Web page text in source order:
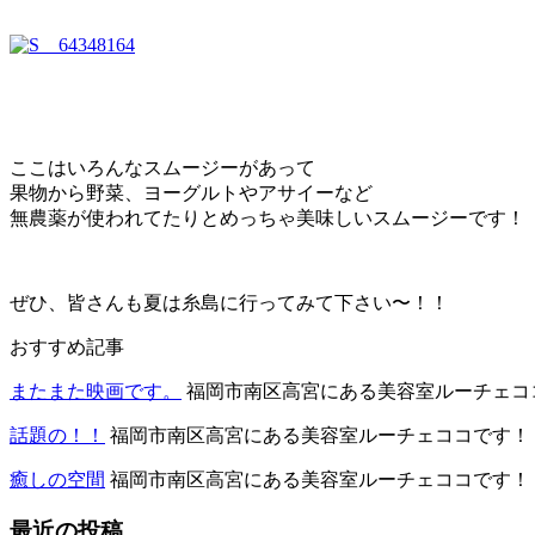
ここはいろんなスムージーがあって
果物から野菜、ヨーグルトやアサイーなど
無農薬が使われてたりとめっちゃ美味しいスムージーです！
ぜひ、皆さんも夏は糸島に行ってみて下さい〜！！
おすすめ記事
またまた映画です。 福岡市南区高宮にある美容室ルーチェコ
話題の！！ 福岡市南区高宮にある美容室ルーチェココです！
癒しの空間 福岡市南区高宮にある美容室ルーチェココです！